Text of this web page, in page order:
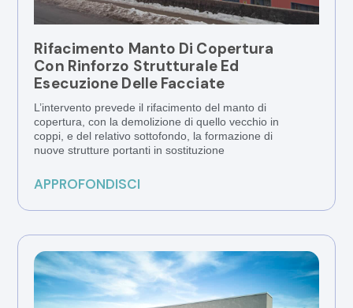
Rifacimento Manto Di Copertura
Con Rinforzo Strutturale Ed
Esecuzione Delle Facciate
L’intervento prevede il rifacimento del manto di
copertura, con la demolizione di quello vecchio in
coppi, e del relativo sottofondo, la formazione di
nuove strutture portanti in sostituzione
APPROFONDISCI